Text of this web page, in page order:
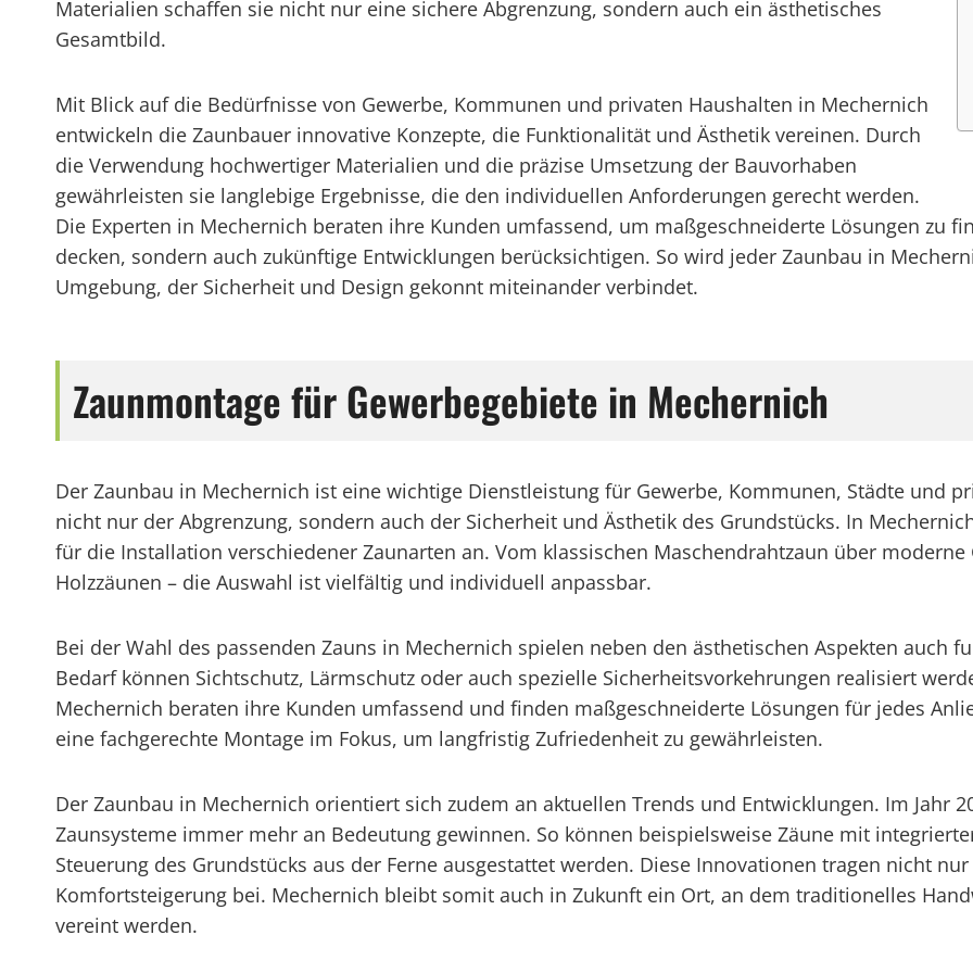
Materialien schaffen sie nicht nur eine sichere Abgrenzung, sondern auch ein ästhetisches
Gesamtbild.
Mit Blick auf die Bedürfnisse von Gewerbe, Kommunen und privaten Haushalten in Mechernich
entwickeln die Zaunbauer innovative Konzepte, die Funktionalität und Ästhetik vereinen. Durch
die Verwendung hochwertiger Materialien und die präzise Umsetzung der Bauvorhaben
gewährleisten sie langlebige Ergebnisse, die den individuellen Anforderungen gerecht werden.
Die Experten in Mechernich beraten ihre Kunden umfassend, um maßgeschneiderte Lösungen zu
decken, sondern auch zukünftige Entwicklungen berücksichtigen. So wird jeder Zaunbau in
Umgebung, der Sicherheit und Design gekonnt miteinander verbindet.
Zaunmontage für Gewerbegebiete in Mechernich
Der Zaunbau in Mechernich ist eine wichtige Dienstleistung für Gewerbe, Kommunen, Städte und
nicht nur der Abgrenzung, sondern auch der Sicherheit und Ästhetik des Grundstücks. In
für die Installation verschiedener Zaunarten an. Vom klassischen Maschendrahtzaun über
Holzzäunen – die Auswahl ist vielfältig und individuell anpassbar.
Bei der Wahl des passenden Zauns in Mechernich spielen neben den ästhetischen Aspekten auch
Bedarf können Sichtschutz, Lärmschutz oder auch spezielle Sicherheitsvorkehrungen realisiert
Mechernich beraten ihre Kunden umfassend und finden maßgeschneiderte Lösungen für jedes
eine fachgerechte Montage im Fokus, um langfristig Zufriedenheit zu gewährleisten.
Der Zaunbau in Mechernich orientiert sich zudem an aktuellen Trends und Entwicklungen. Im Jahr
Zaunsysteme immer mehr an Bedeutung gewinnen. So können beispielsweise Zäune mit
Steuerung des Grundstücks aus der Ferne ausgestattet werden. Diese Innovationen tragen nicht
Komfortsteigerung bei. Mechernich bleibt somit auch in Zukunft ein Ort, an dem traditionelles
vereint werden.